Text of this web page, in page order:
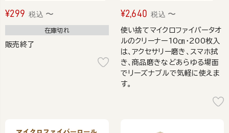
¥299 税込 〜
在庫切れ
販売終了
¥2,640 税込 〜
使い捨てマイクロファイバータオ
ルのクリーナー10㎝・200枚入
は、アクセサリー磨き、スマホ拭
き、商品磨きなどあらゆる場面
でリーズナブルで気軽に使えま
す。